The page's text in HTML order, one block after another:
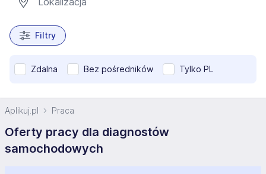
Filtry
Zdalna Bez pośredników Tylko PL
Aplikuj.pl Praca
Oferty pracy dla diagnostów
samochodowych